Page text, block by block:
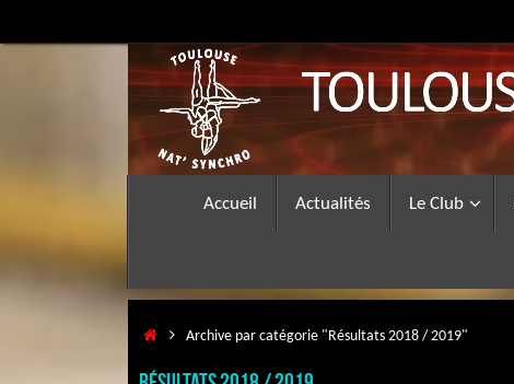
contenu
Accueil Actualités Le Club
AccueilArchive par catégorie "Résultats 2018 / 2019"